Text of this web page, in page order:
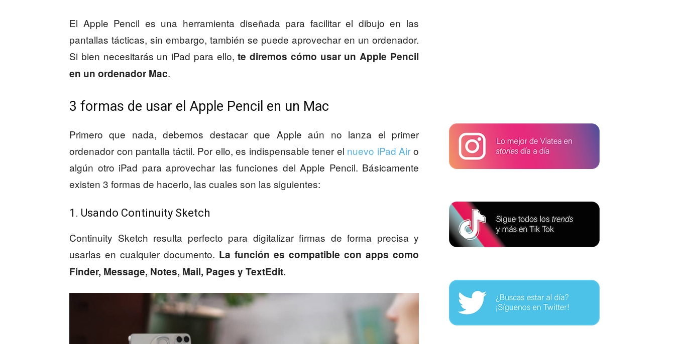
El Apple Pencil es una herramienta diseñada para facilitar el dibujo en las
pantallas tácticas, sin embargo, también se puede aprovechar en un ordenador.
Si bien necesitarás un iPad para ello,te diremos cómo usar un Apple Pencil
en un ordenador Mac.
3 formas de usar el Apple Pencil en un Mac
Primero que nada, debemos destacar que Apple aún no lanza el primer
ordenador con pantalla táctil. Por ello, es indispensable tener el nuevo iPad Air o
algún otro iPad para aprovechar las funciones del Apple Pencil. Básicamente
existen 3 formas de hacerlo, las cuales son las siguientes:
1. Usando Continuity Sketch
Continuity Sketch resulta perfecto para digitalizar firmas de forma precisa y
usarlas en cualquier documento. La función es compatible con apps como
Finder, Message, Notes, Mail, Pages y TextEdit.